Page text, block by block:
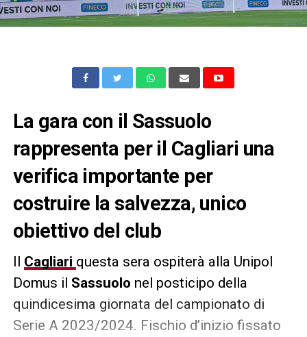
La gara con il Sassuolo
rappresenta per il Cagliari una
verifica importante per
costruire la salvezza, unico
obiettivo del club
Il Cagliari questa sera ospiterà alla Unipol
Domus il Sassuolo nel posticipo della
quindicesima giornata del campionato di
Serie A 2023/2024. Fischio d’inizio fissato